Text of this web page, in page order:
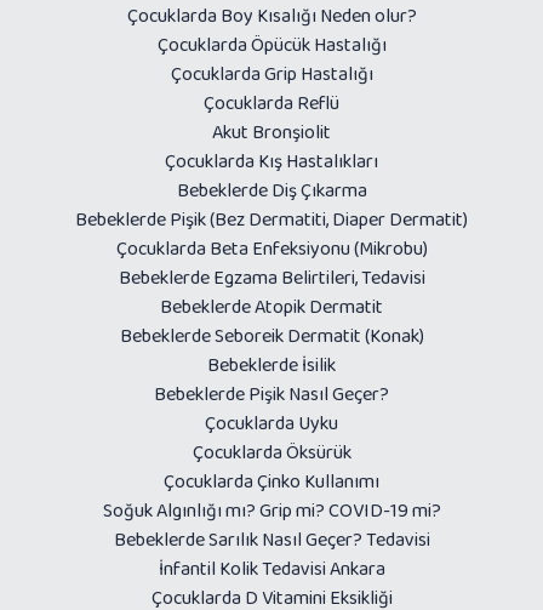
Çocuklarda Boy Kısalığı Neden olur?
Çocuklarda Öpücük Hastalığı
Çocuklarda Grip Hastalığı
Çocuklarda Reflü
Akut Bronşiolit
Çocuklarda Kış Hastalıkları
Bebeklerde Diş Çıkarma
Bebeklerde Pişik (Bez Dermatiti, Diaper Dermatit)
Çocuklarda Beta Enfeksiyonu (Mikrobu)
Bebeklerde Egzama Belirtileri, Tedavisi
Bebeklerde Atopik Dermatit
Bebeklerde Seboreik Dermatit (Konak)
Bebeklerde İsilik
Bebeklerde Pişik Nasıl Geçer?
Çocuklarda Uyku
Çocuklarda Öksürük
Çocuklarda Çinko Kullanımı
Soğuk Algınlığı mı? Grip mi? COVID-19 mi?
Bebeklerde Sarılık Nasıl Geçer? Tedavisi
İnfantil Kolik Tedavisi Ankara
Çocuklarda D Vitamini Eksikliği